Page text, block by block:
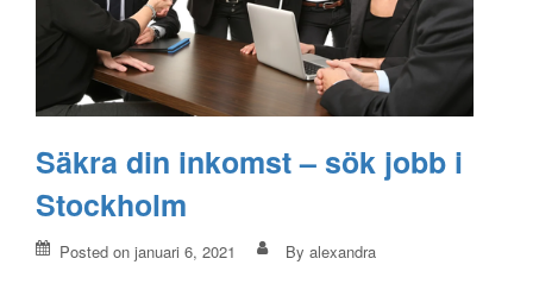
Säkra din inkomst – sök jobb i
Stockholm
Posted on januari 6, 2021 By alexandra